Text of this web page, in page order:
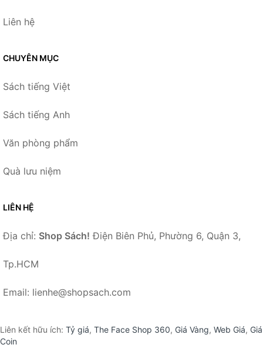
Liên hệ
CHUYÊN MỤC
Sách tiếng Việt
Sách tiếng Anh
Văn phòng phẩm
Quà lưu niệm
LIÊN HỆ
Địa chỉ: Shop Sách! Điện Biên Phủ, Phường 6, Quận 3,
Tp.HCM
Email: lienhe@shopsach.com
Liên kết hữu ích: Tỷ giá, The Face Shop 360, Giá Vàng, Web Giá, Giá
Coin